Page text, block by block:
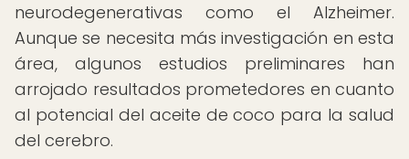
neurodegenerativas como el Alzheimer.
Aunque se necesita más investigación en esta
área, algunos estudios preliminares han
arrojado resultados prometedores en cuanto
al potencial del aceite de coco para la salud
del cerebro.